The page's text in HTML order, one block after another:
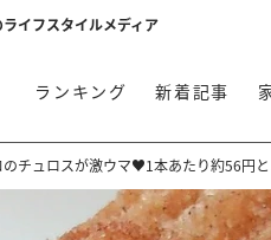
イフスタイルメディア
ランキング 新着記事
のチュロスが激ウマ♥1本あたり約56円と